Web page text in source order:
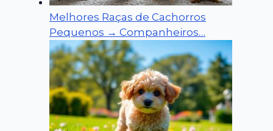
Melhores Raças de Cachorros
Pequenos → Companheiros…